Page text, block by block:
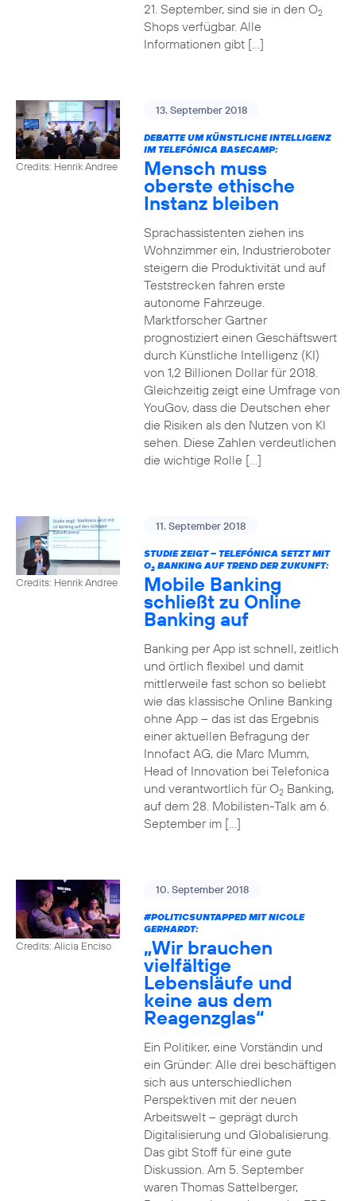
21. September, sind sie in den O2
Shops verfügbar. Alle
Informationen gibt […]
Credits: Henrik Andree
13. September 2018
DEBATTE UM KÜNSTLICHE INTELLIGENZ
IM TELEFÓNICA BASECAMP:
Mensch muss
oberste ethische
Instanz bleiben
Sprachassistenten ziehen ins
Wohnzimmer ein, Industrieroboter
steigern die Produktivität und auf
Teststrecken fahren erste
autonome Fahrzeuge.
Marktforscher Gartner
prognostiziert einen Geschäftswert
durch Künstliche Intelligenz (KI)
von 1,2 Billionen Dollar für 2018.
Gleichzeitig zeigt eine Umfrage von
YouGov, dass die Deutschen eher
die Risiken als den Nutzen von KI
sehen. Diese Zahlen verdeutlichen
die wichtige Rolle […]
Credits: Henrik Andree
11. September 2018
STUDIE ZEIGT – TELEFÓNICA SETZT MIT
O2BANKING AUF TREND DER ZUKUNFT:
Mobile Banking
schließt zu Online
Banking auf
Banking per App ist schnell, zeitlich
und örtlich flexibel und damit
mittlerweile fast schon so beliebt
wie das klassische Online Banking
ohne App – das ist das Ergebnis
einer aktuellen Befragung der
Innofact AG, die Marc Mumm,
Head of Innovation bei Telefonica
und verantwortlich für O2Banking,
auf dem 28. Mobilisten-Talk am 6.
September im […]
Credits: Alicia Enciso
10. September 2018
#POLITICSUNTAPPEDMIT NICOLE
GERHARDT:
„Wir brauchen
vielfältige
Lebensläufe und
keine aus dem
Reagenzglas“
Ein Politiker, eine Vorständin und
ein Gründer: Alle drei beschäftigen
sich aus unterschiedlichen
Perspektiven mit der neuen
Arbeitswelt – geprägt durch
Digitalisierung und Globalisierung.
Das gibt Stoff für eine gute
Diskussion. Am 5. September
waren Thomas Sattelberger,